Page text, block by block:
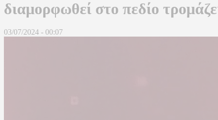
διαμορφωθεί στο πεδίο
03/07/2024 - 00:07